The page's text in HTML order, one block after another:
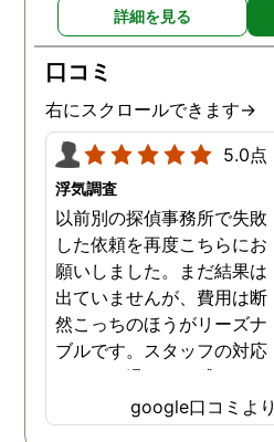
詳細を見る
口コミ
右にスクロールできます→
5.0点
浮気調査
以前別の探偵事務所で失敗
した依頼を再度こちらにお
願いしました。まだ結果は
出ていませんが、費用は断
然こっちのほうがリーズナ
ブルです。スタッフの対応
なんかも温かみを感じま
す。はじめからこちらにす
ればよかったです😢 …
google口コミより